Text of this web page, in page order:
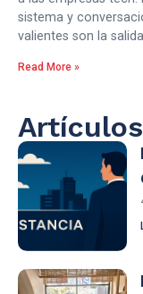
sistema y
valientes son la
Read More »